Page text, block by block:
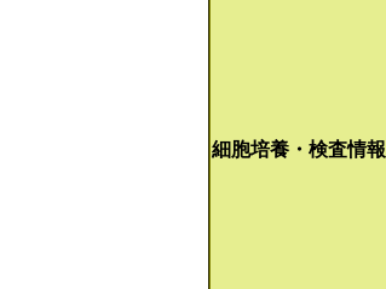
細胞培養・検査情報